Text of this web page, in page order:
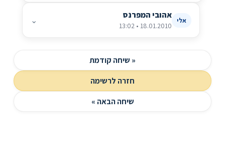
אלי אהובי המפרנס
18.01.2010 • 13:02
⌄
« שיחה קודמת
חזרה לרשימה
שיחה הבאה »